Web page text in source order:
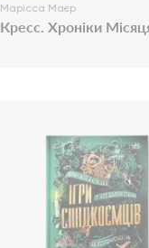
Марісса Маєр
Кресс. Хроніки